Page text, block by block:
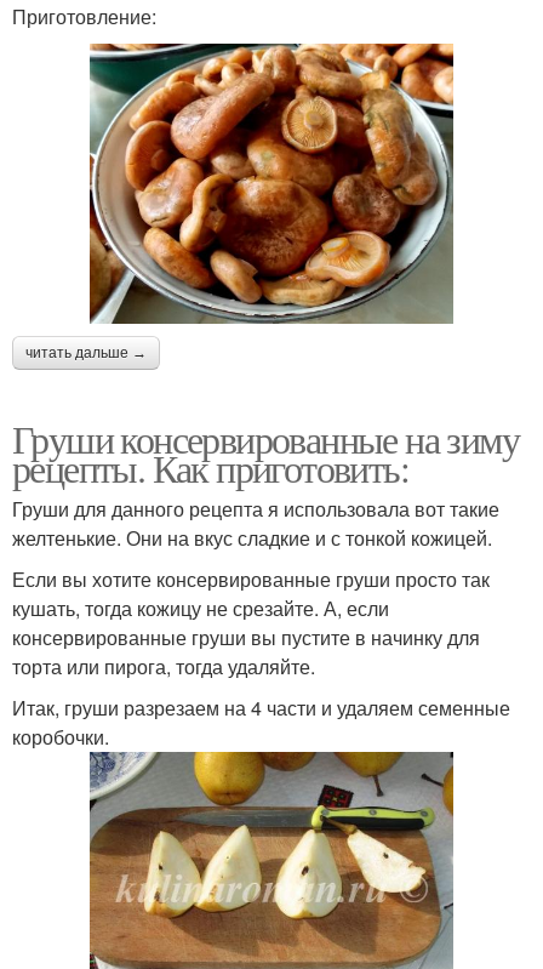
Приготовление:
читать дальше →
Груши консервированные на зиму
рецепты. Как приготовить:
Груши для данного рецепта я использовала вот такие
желтенькие. Они на вкус сладкие и с тонкой кожицей.
Если вы хотите консервированные груши просто так
кушать, тогда кожицу не срезайте. А, если
консервированные груши вы пустите в начинку для
торта или пирога, тогда удаляйте.
Итак, груши разрезаем на 4 части и удаляем семенные
коробочки.